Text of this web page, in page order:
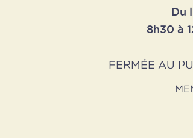
Du
8h30 à
FERMÉE AU